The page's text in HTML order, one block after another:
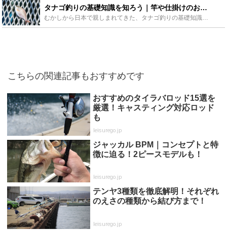
タナゴ釣りの基礎知識を知ろう｜竿や仕掛けのおすすめや場ポイントの紹介 - Leisurego(レジャーゴー)
むかしから日本で親しまれてきた、タナゴ釣りの基礎知識を、竿や仕掛けのおすすめやポイントなどを色々な角度から解説、紹介していきたいと思います。簡単だけど奥の深い、タナゴ釣りの楽しさを知っていただければ...
こちらの関連記事もおすすめです
おすすめのタイラバロッド15選を
厳選！キャスティング対応ロッド
も
leisurego.jp
ジャッカル BPM｜コンセプトと特
徴に迫る！2ピースモデルも！
leisurego.jp
テンヤ3種類を徹底解明！それぞれ
のえさの種類から結び方まで！
leisurego.jp